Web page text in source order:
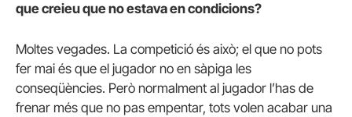
que creieu que no estava en condicions?
Moltes vegades. La competició és això; el que no pots
fer mai és que el jugador no en sàpiga les
conseqüències. Però normalment al jugador l’has de
frenar més que no pas empentar, tots volen acabar una